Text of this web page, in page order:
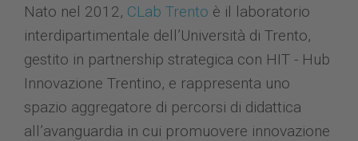
Nato nel 2012, CLab Trento è il laboratorio
interdipartimentale dell’Università di Trento,
gestito in partnership strategica con HIT - Hub
Innovazione Trentino, e rappresenta uno
spazio aggregatore di percorsi di didattica
all’avanguardia in cui promuovere innovazione